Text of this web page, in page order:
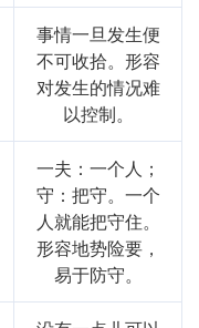
事情一旦发生便
不可收拾。形容
对发生的情况难
以控制。
一夫：一个人；
守：把守。一个
人就能把守住。
形容地势险要，
易于防守。